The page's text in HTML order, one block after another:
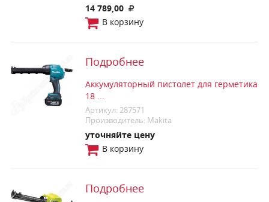
14 789,00
В корзину
Подробнее
Аккумуляторный пистолет для герметика
18 ...
Артикул: 287571
Производитель: Makita
уточняйте цену
В корзину
Подробнее